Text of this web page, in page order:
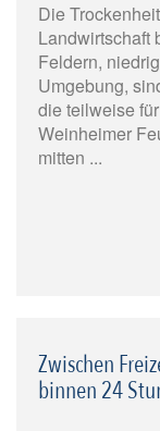
Die
Landwirtschaft
Feldern,
Umgebung,
die teilweise
Weinheimer
mitten ...
Zwischen
binnen 24